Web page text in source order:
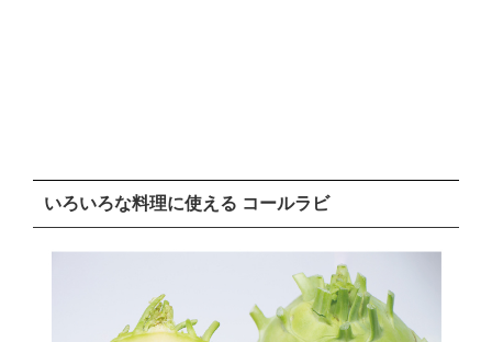
いろいろな料理に使える コールラビ